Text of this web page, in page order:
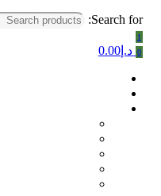
Search for:
1
0 د.إ 0.00